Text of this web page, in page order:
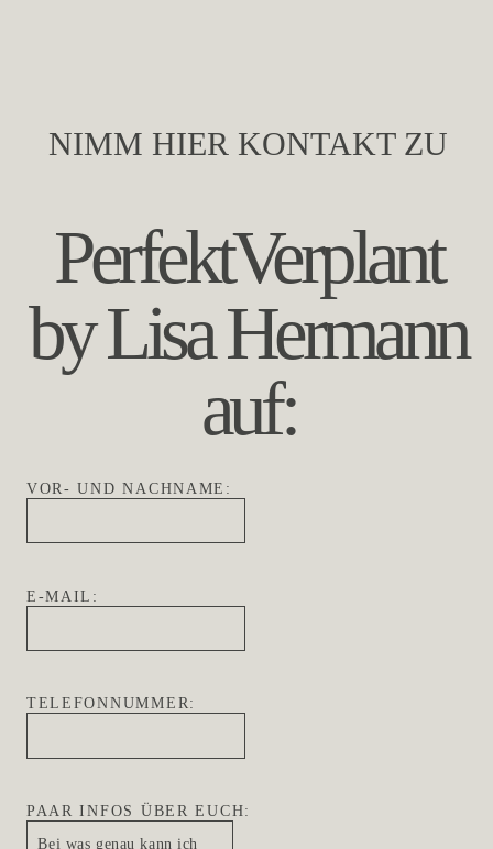
NIMM HIER KONTAKT ZU
PerfektVerplant
by Lisa Hermann
auf:
VOR- UND NACHNAME:
E-MAIL:
TELEFONNUMMER:
PAAR INFOS ÜBER EUCH: